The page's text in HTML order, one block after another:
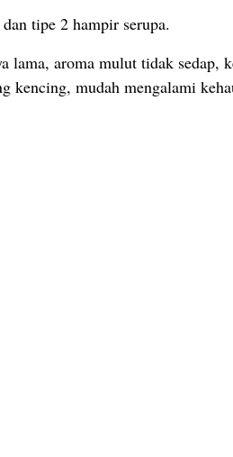
tipe 2 hampir serupa.
lama, aroma mulut tidak sedap,
kencing, mudah mengalami